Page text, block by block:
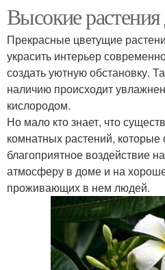
Высокие
Прекрасные цветущие
украсить интерьер
создать уютную обстановку.
наличию происходит
кислородом.
Но мало кто знает, что
комнатных растений,
благоприятное воздействие
атмосферу в доме и на
проживающих в нем людей.